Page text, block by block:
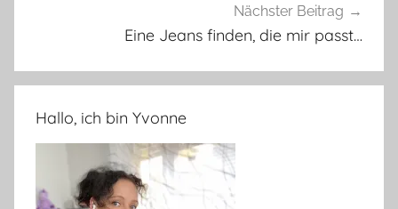
Nächster Beitrag
Eine Jeans finden, die mir passt…
Hallo, ich bin Yvonne